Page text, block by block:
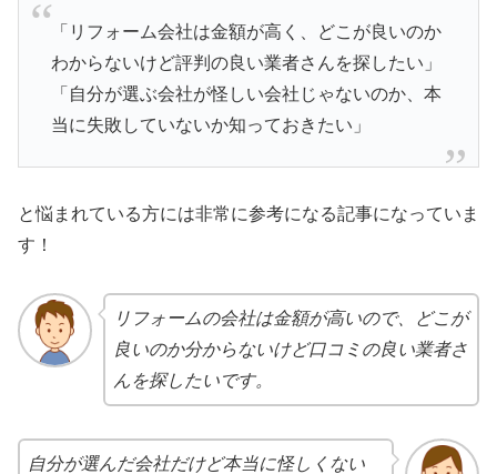
「リフォーム会社は金額が高く、どこが良いのか
わからないけど評判の良い業者さんを探したい」
「自分が選ぶ会社が怪しい会社じゃないのか、本
当に失敗していないか知っておきたい」
と悩まれている方には非常に参考になる記事になっていま
す！
リフォームの会社は金額が高いので、どこが
良いのか分からないけど口コミの良い業者さ
んを探したいです。
自分が選んだ会社だけど本当に怪しくない